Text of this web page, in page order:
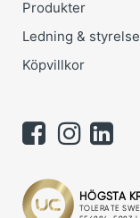
Produkter
Ledning & styrelse
Köpvillkor